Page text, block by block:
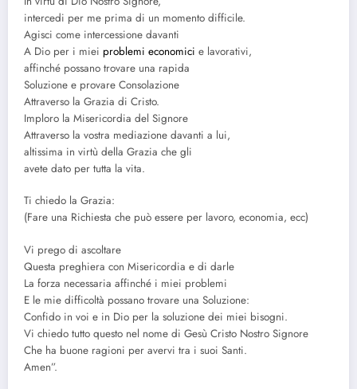
intercedi per me prima di un momento difficile.
Agisci come intercessione davanti
A Dio per i miei problemi economici e lavorativi,
affinché possano trovare una rapida
Soluzione e provare Consolazione
Attraverso la Grazia di Cristo.
Imploro la Misericordia del Signore
Attraverso la vostra mediazione davanti a lui,
altissima in virtù della Grazia che gli
avete dato per tutta la vita.
Ti chiedo la Grazia:
(Fare una Richiesta che può essere per lavoro, economia, ecc)
Vi prego di ascoltare
Questa preghiera con Misericordia e di darle
La forza necessaria affinché i miei problemi
E le mie difficoltà possano trovare una Soluzione:
Confido in voi e in Dio per la soluzione dei miei bisogni.
Vi chiedo tutto questo nel nome di Gesù Cristo Nostro Signore
Che ha buone ragioni per avervi tra i suoi Santi.
Amen”.